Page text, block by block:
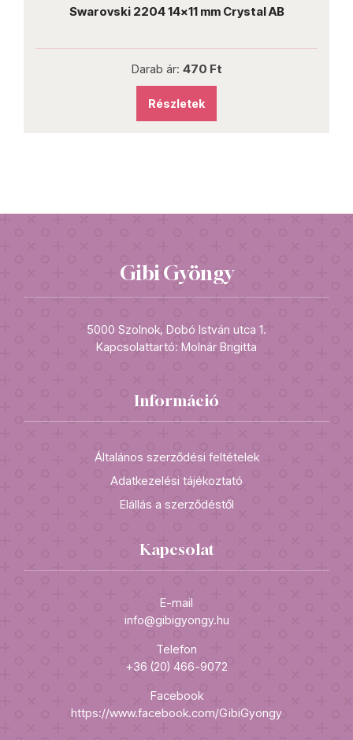
Swarovski 2204 14x11 mm Crystal AB
Darab ár: 470 Ft
Részletek
Gibi Gyöngy
5000 Szolnok, Dobó István utca 1.
Kapcsolattartó: Molnár Brigitta
Információ
Általános szerződési feltételek
Adatkezelési tájékoztató
Elállás a szerződéstől
Kapcsolat
E-mail
info@gibigyongy.hu
Telefon
+36 (20) 466-9072
Facebook
https://www.facebook.com/GibiGyongy